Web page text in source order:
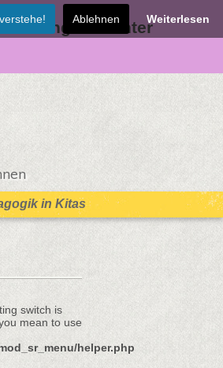
Angebot unter
in Kitas
switch is
mean to use
helper.php
Ablehnen Weiterlesen